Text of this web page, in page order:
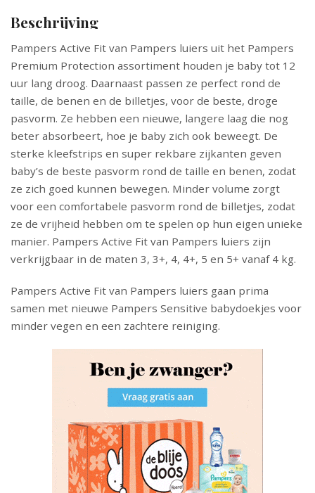
Beschrijving
Pampers Active Fit van Pampers luiers uit het Pampers
Premium Protection assortiment houden je baby tot 12
uur lang droog. Daarnaast passen ze perfect rond de
taille, de benen en de billetjes, voor de beste, droge
pasvorm. Ze hebben een nieuwe, langere laag die nog
beter absorbeert, hoe je baby zich ook beweegt. De
sterke kleefstrips en super rekbare zijkanten geven
baby’s de beste pasvorm rond de taille en benen, zodat
ze zich goed kunnen bewegen. Minder volume zorgt
voor een comfortabele pasvorm rond de billetjes, zodat
ze de vrijheid hebben om te spelen op hun eigen unieke
manier. Pampers Active Fit van Pampers luiers zijn
verkrijgbaar in de maten 3, 3+, 4, 4+, 5 en 5+ vanaf 4 kg.
Pampers Active Fit van Pampers luiers gaan prima
samen met nieuwe Pampers Sensitive babydoekjes voor
minder vegen en een zachtere reiniging.